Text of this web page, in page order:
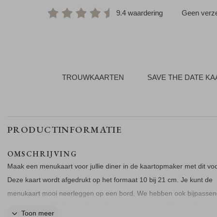
9.4 waardering Geen
TROUWKAARTEN SAVE THE DATE
PRODUCTINFORMATIE
OMSCHRIJVING
Maak een menukaart voor jullie diner in de kaartopmaker met dit
Deze kaart wordt afgedrukt op het formaat 10 bij 21 cm. Je kunt de
menukaart mooi neerleggen op een bord. We hebben ook
Toon meer